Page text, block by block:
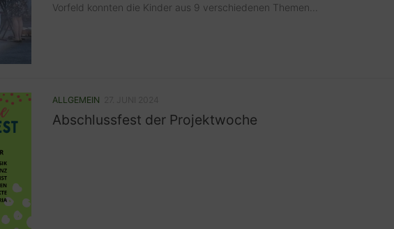
Vorfeld konnten die Kinder aus 9 verschiedenen Themen...
ALLGEMEIN
Abschlussfest der Projektwoche